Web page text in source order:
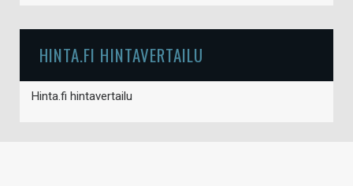
HINTA.FI HINTAVERTAILU
Hinta.fi hintavertailu